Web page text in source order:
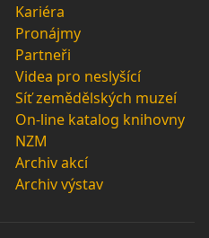
Kariéra
Pronájmy
Partneři
Videa pro neslyšící
Síť zemědělských muzeí
On-line katalog knihovny
NZM
Archiv akcí
Archiv výstav